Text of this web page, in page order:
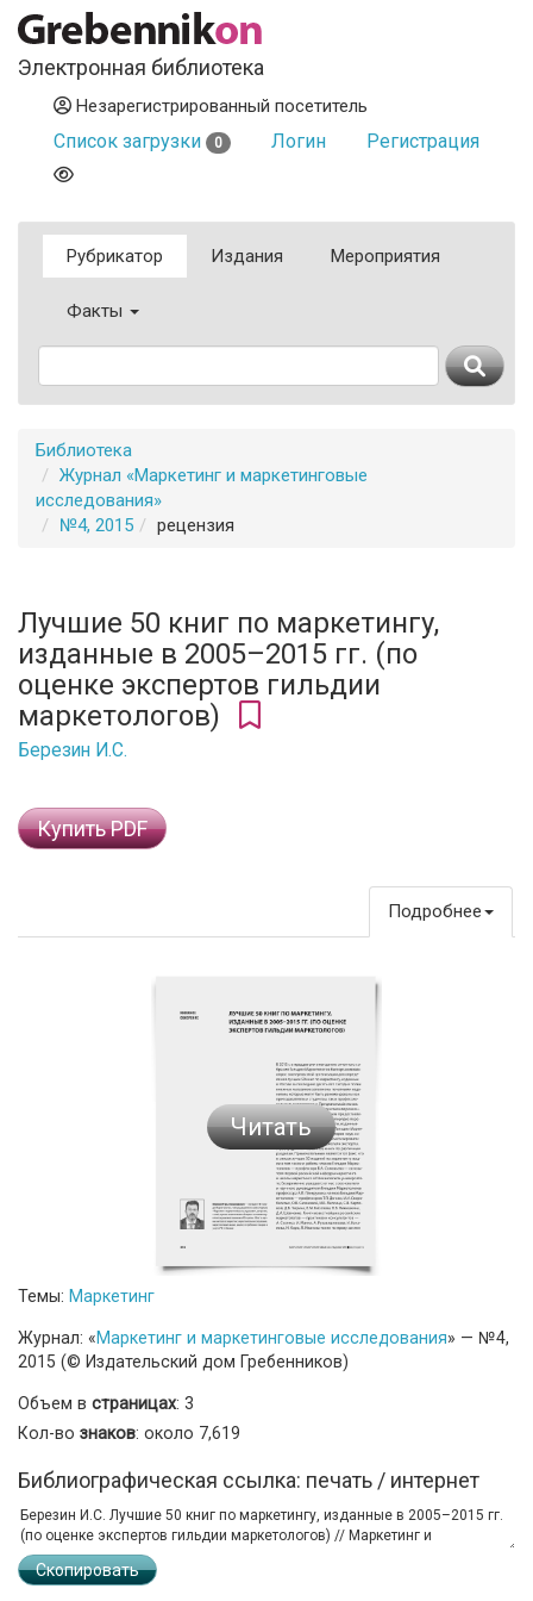
Электронная библиотека
Незарегистрированный посетитель
Список загрузки 0 Логин Регистрация
Рубрикатор Издания Мероприятия
Факты
Библиотека
Журнал «Маркетинг и маркетинговые
исследования»
№4, 2015
рецензия
Лучшие 50 книг по маркетингу,
изданные в 2005–2015 гг. (по
оценке экспертов гильдии
маркетологов)
Березин И.С.
Купить PDF
Подробнее
Читать
Темы: Маркетинг
Журнал: «Маркетинг и маркетинговые исследования» — №4,
2015 (© Издательский дом Гребенников)
Объем в страницах: 3
Кол-во знаков: около 7,619
Библиографическая ссылка: печать / интернет
Скопировать